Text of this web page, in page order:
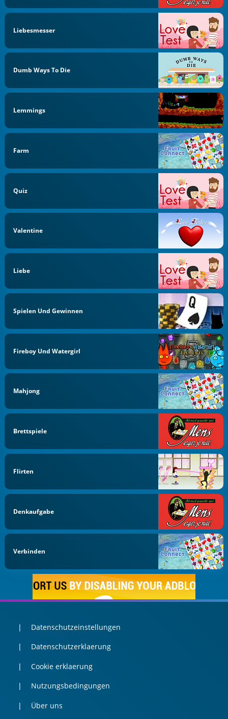
Liebesmesser
Dumb Ways To Die
Lemmings
Farm
Quiz
Valentine
Liebe
Spielen Und Gewinnen
Fireboy Und Watergirl
Mahjong
Brettspiele
Flirten
Denkaufgabe
Verbinden
Datenschutzeinstellungen
Datenschutzerklaerung
Cookie erklaerung
Nutzungsbedingungen
Über uns